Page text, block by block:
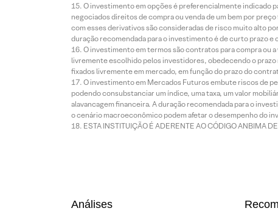
O investimento em opções é preferencialmente indicado
negociados direitos de compra ou venda de um bem por
com esses derivativos são consideradas de risco muito alto
duração recomendada para o investimento é de curto prazo
O investimento em termos são contratos para compra ou
livremente escolhido pelos investidores, obedecendo o prazo
fixados livremente em mercado, em função do prazo do
O investimento em Mercados Futuros embute riscos de
podendo consubstanciar um índice, uma taxa, um valor
alavancagem financeira. A duração recomendada para o
o cenário macroeconômico podem afetar o desempenho do
ESTA INSTITUIÇÃO É ADERENTE AO CÓDIGO ANBIMA
Análises